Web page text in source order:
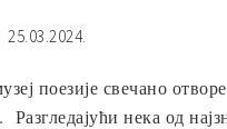
25.03.2024.
поезије свечано
Разгледајући нека од